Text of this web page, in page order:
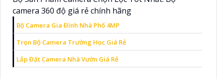
camera 360 độ giá rẻ chính hãng
Bộ Camera Gia Đình Nhà Phố 4MP
Trọn Bộ Camera Trường Học Giá Rẻ
Lắp Đặt Camera Nhà Vườn Giá Rẻ